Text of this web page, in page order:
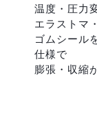
温度・圧力
エラストマ
ゴムシール
仕様で
膨張・収縮